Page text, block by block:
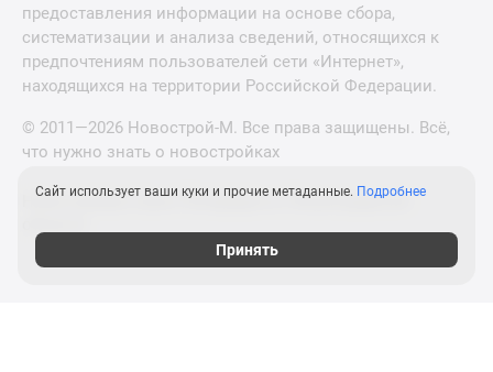
предоставления информации на основе сбора,
систематизации и анализа сведений, относящихся к
предпочтениям пользователей сети «Интернет»,
находящихся на территории Российской Федерации.
© 2011—2026 Новострой-М. Все права защищены. Всё,
что нужно знать о новостройках
Новостройки Санкт-Петербурга и Ленинградской
Сайт использует ваши куки и прочие метаданные. Подробнее
Принять